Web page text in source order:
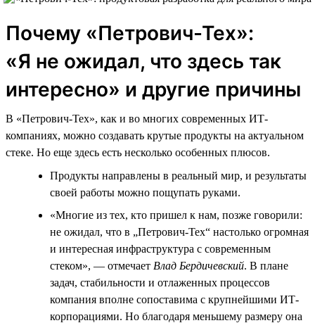
Почему «Петрович-Тех»:
«Я не ожидал, что здесь так
интересно» и другие причины
В «Петрович-Тех», как и во многих современных ИТ-
компаниях, можно создавать крутые продукты на актуальном
стеке. Но еще здесь есть несколько особенных плюсов.
Продукты направлены в реальный мир, и результаты
своей работы можно пощупать руками.
«Многие из тех, кто пришел к нам, позже говорили:
не ожидал, что в „Петрович-Тех“ настолько огромная
и интересная инфраструктура с современным
стеком», — отмечает Влад Бердичевский. В плане
задач, стабильности и отлаженных процессов
компания вполне сопоставима с крупнейшими ИТ-
корпорациями. Но благодаря меньшему размеру она